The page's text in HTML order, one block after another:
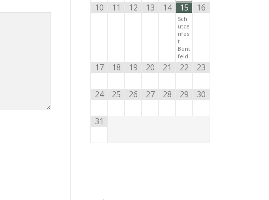
10 11 12 13 14 15
Sch
ütze
nfes
t
Bent
feld
16
17 18 19 20 21 22 23
24 25 26 27 28 29 30
31